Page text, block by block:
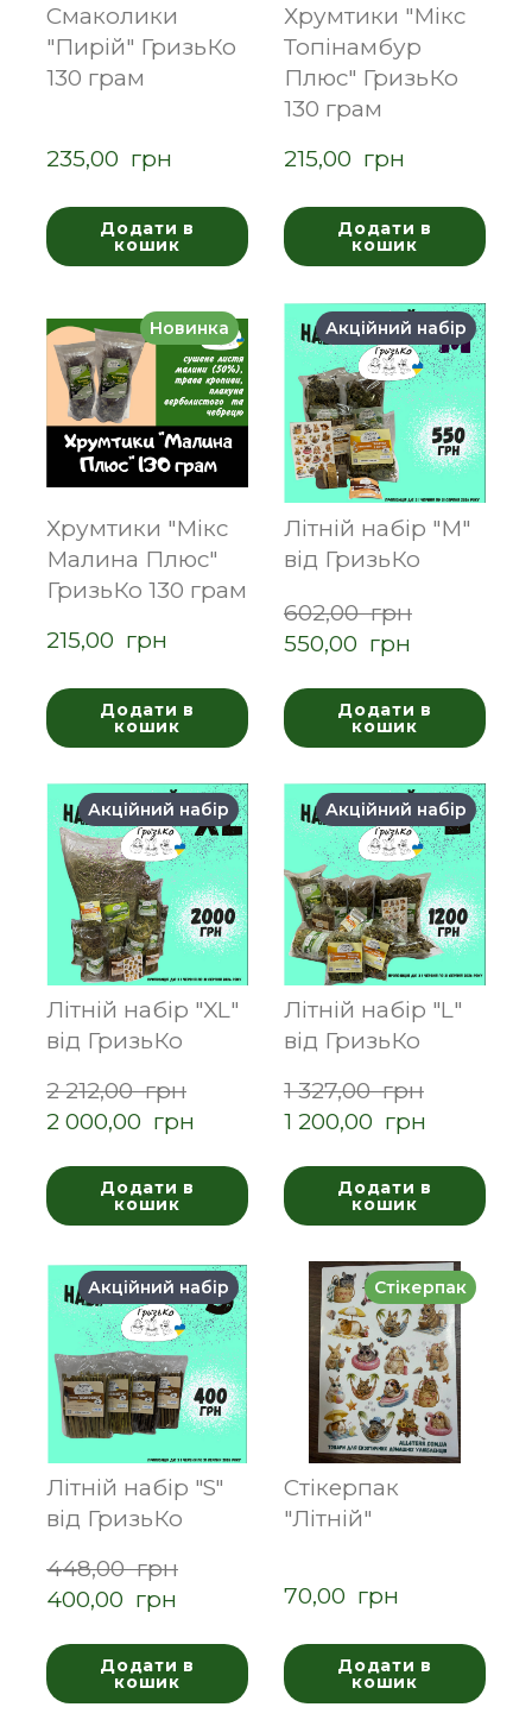
Смаколики
"Пирій" ГризьКо
130 грам
235,00  грн
Додати в
кошик
Хрумтики "Мікс
Топінамбур
Плюс" ГризьКо
130 грам
215,00  грн
Додати в
кошик
Новинка
Хрумтики "Мікс
Малина Плюс"
ГризьКо 130 грам
215,00  грн
Додати в
кошик
Акційний набір
Літній набір "М"
від ГризьКо
602,00  грн
550,00  грн
Додати в
кошик
Акційний набір
Літній набір "XL"
від ГризьКо
2 212,00  грн
2 000,00  грн
Додати в
кошик
Акційний набір
Літній набір "L"
від ГризьКо
1 327,00  грн
1 200,00  грн
Додати в
кошик
Акційний набір
Літній набір "S"
від ГризьКо
448,00  грн
400,00  грн
Додати в
кошик
Стікерпак
Стікерпак
"Літній"
70,00  грн
Додати в
кошик